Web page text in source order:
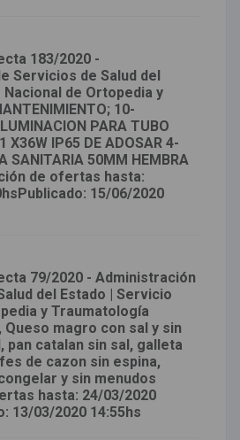
183/2020 -
Servicios de Salud del
de Ortopedia y
10-
PARA TUBO
X36W IP65 DE ADOSAR 4-
SANITARIA 50MM HEMBRA
de ofertas hasta:
15/06/2020
79/2020 - Administración
del Estado | Servicio
y Traumatología
magro con sal y sin
pan catalan sin sal, galleta
de cazon sin espina,
y sin menudos
hasta: 24/03/2020
13/03/2020 14:55hs